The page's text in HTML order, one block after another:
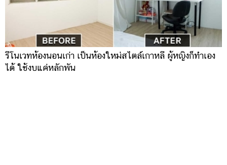
รีโนเวทห้องนอนเก่า เป็นห้องใหม่สไตล์เกาหลี ผู้หญิงก็ทำเอง
ได้ ใช้งบแค่หลักพัน